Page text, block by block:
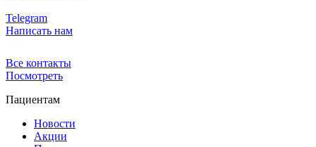
Telegram
Написать нам
Все контакты
Посмотреть
Пациентам
Новости
Акции